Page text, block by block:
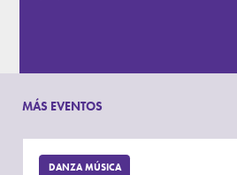
MÁS EVENTOS
DANZA MÚSICA